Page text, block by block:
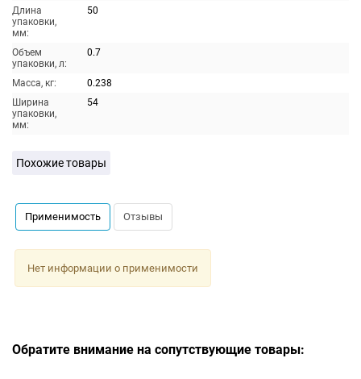
Длина
упаковки,
мм:
50
Объем
упаковки, л:
0.7
Масса, кг:
0.238
Ширина
упаковки,
мм:
54
Похожие товары
Применимость Отзывы
Нет информации о применимости
Обратите внимание на сопутствующие товары: